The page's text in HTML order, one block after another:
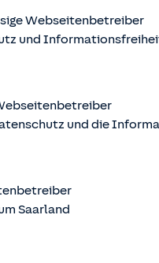
Webseitenbetreiber
und
und die
Saarland